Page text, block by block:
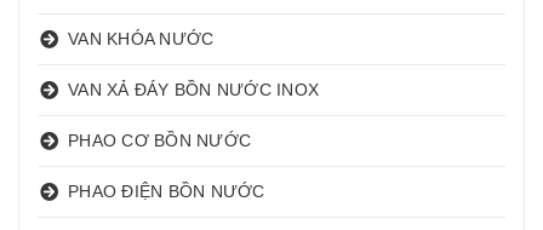
VAN KHÓA NƯỚC
VAN XẢ ĐÁY BỒN NƯỚC INOX
PHAO CƠ BỒN NƯỚC
PHAO ĐIỆN BỒN NƯỚC